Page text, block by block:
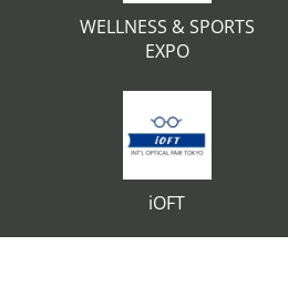
WELLNESS & SPORTS
EXPO
iOFT